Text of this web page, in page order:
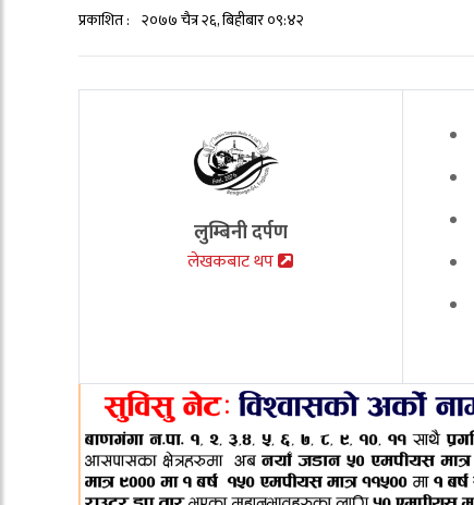
प्रकाशित : २०७७ चैत्र २६, बिहीबार ०९:४२
लुम्बिनी दर्पण
लेखकबाट थप